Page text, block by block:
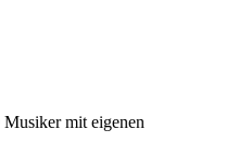
mit eigenen